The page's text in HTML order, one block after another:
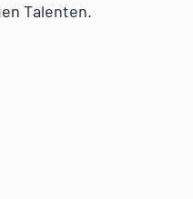
Talenten.